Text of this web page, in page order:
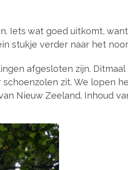
Iets wat goed uitkomt,
stukje verder naar het
afgesloten zijn. Ditmaal
zit. We lopen
Nieuw Zeeland. Inhoud